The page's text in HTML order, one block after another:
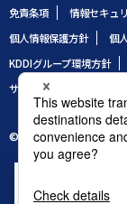
企業や組織のセキ
免責条項 情報セキュ
個人情報保護方針
個
KDDIグループ環境方針
サイトのご利用条件
© 1995 LAC Co., Ltd.